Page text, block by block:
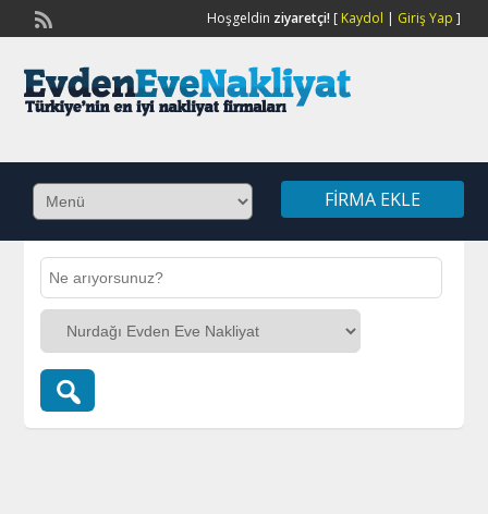
Hoşgeldin ziyaretçi![ Kaydol | Giriş Yap ]
FIRMA EKLE